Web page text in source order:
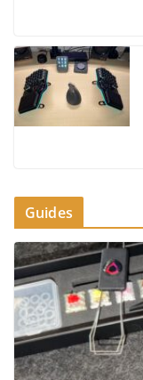
Guides